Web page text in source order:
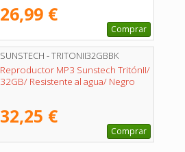
26,99 €
Comprar
SUNSTECH - TRITONII32GBBK
Reproductor MP3 Sunstech TritónII/
32GB/ Resistente al agua/ Negro
32,25 €
Comprar